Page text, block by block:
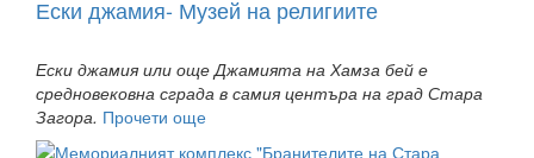
Ески джамия- Музей на религиите
Ески джамия или още Джамията на Хамза бей е
средновековна сграда в самия центъра на град Стара
Загора. Прочети още